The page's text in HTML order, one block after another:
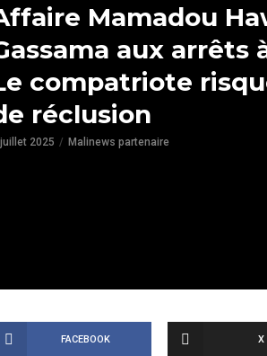
Mamadou
aux arrêts
compatriote
réclusion
2025 Malinews partenaire
FACEBOOK X